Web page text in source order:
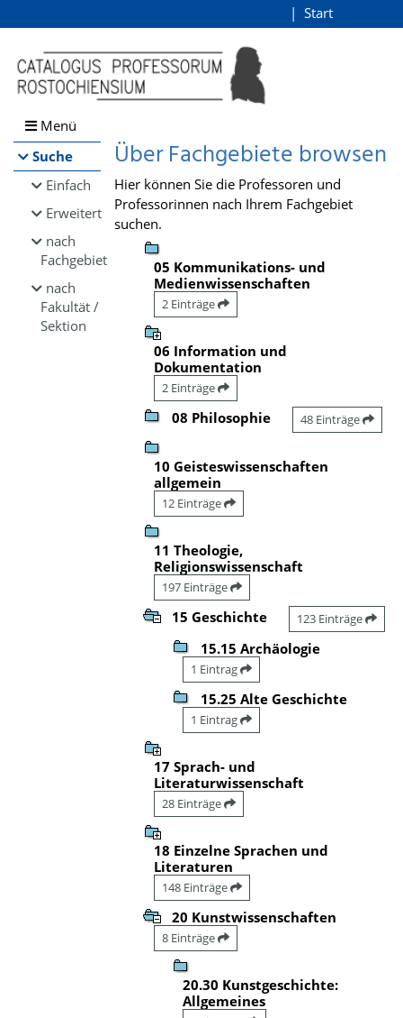
Browsen
direkt zum Inhalt
Start
Menü
Suche
Einfach
Erweitert
nach
Fachgebiet
nach
Fakultät /
Sektion
Über Fachgebiete browsen
Hier können Sie die Professoren und
Professorinnen nach Ihrem Fachgebiet
suchen.
05 Kommunikations- und
Medienwissenschaften
2 Einträge
06 Information und
Dokumentation
2 Einträge
08 Philosophie 48 Einträge
10 Geisteswissenschaften
allgemein
12 Einträge
11 Theologie,
Religionswissenschaft
197 Einträge
15 Geschichte 123 Einträge
15.15 Archäologie
1 Eintrag
15.25 Alte Geschichte
1 Eintrag
17 Sprach- und
Literaturwissenschaft
28 Einträge
18 Einzelne Sprachen und
Literaturen
148 Einträge
20 Kunstwissenschaften
8 Einträge
20.30 Kunstgeschichte:
Allgemeines